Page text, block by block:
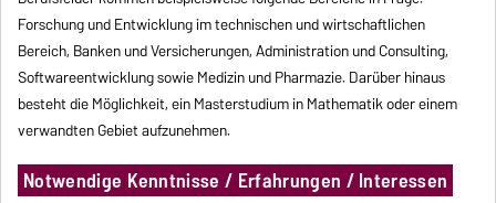
Forschung und Entwicklung im technischen und wirtschaftlichen
Bereich, Banken und Versicherungen, Administration und Consulting,
Softwareentwicklung sowie Medizin und Pharmazie. Darüber hinaus
besteht die Möglichkeit, ein Masterstudium in Mathematik oder einem
verwandten Gebiet aufzunehmen.
Notwendige Kenntnisse / Erfahrungen / Interessen